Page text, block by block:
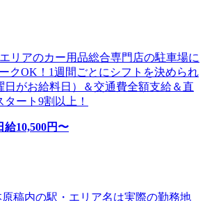
リアのカー用品総合専門店の駐車場に
クOK！1週間ごとにシフトを決められ
日がお給料日）＆交通費全額支給＆直
ート9割以上！
給10,500円〜
稿内の駅・エリア名は実際の勤務地